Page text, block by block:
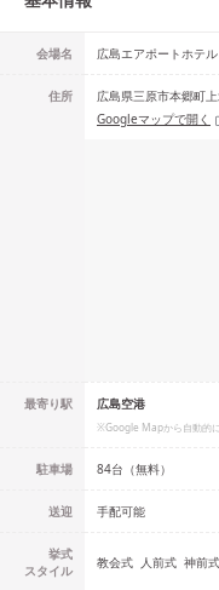
会場名 広島エアポートホテ
住所
広島県三原市本郷町
Googleマップで開く
最寄り駅 広島空港
※Google Mapから自動的
駐車場 84台（無料）
送迎 手配可能
挙式
スタイル
教会式 人前式 神前式